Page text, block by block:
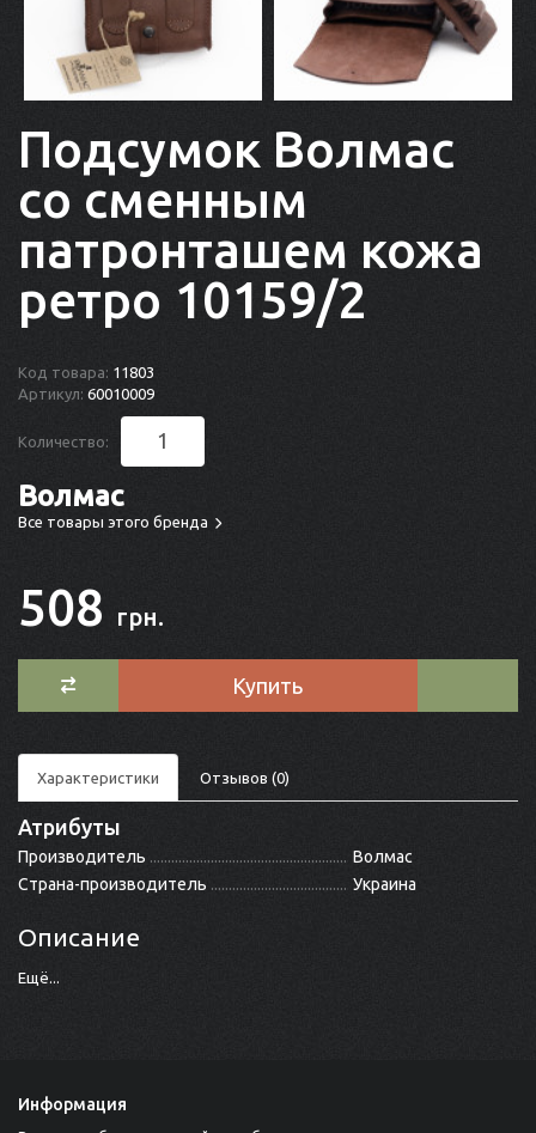
Подсумок Волмас
со сменным
патронташем кожа
ретро 10159/2
Код товара: 11803
Артикул: 60010009
Количество:
Волмас
Все товары этого бренда
508 грн.
Купить
Характеристики Отзывов (0)
Атрибуты
Производитель
Волмас
Страна-производитель
Украина
Описание
Ещё...
Информация